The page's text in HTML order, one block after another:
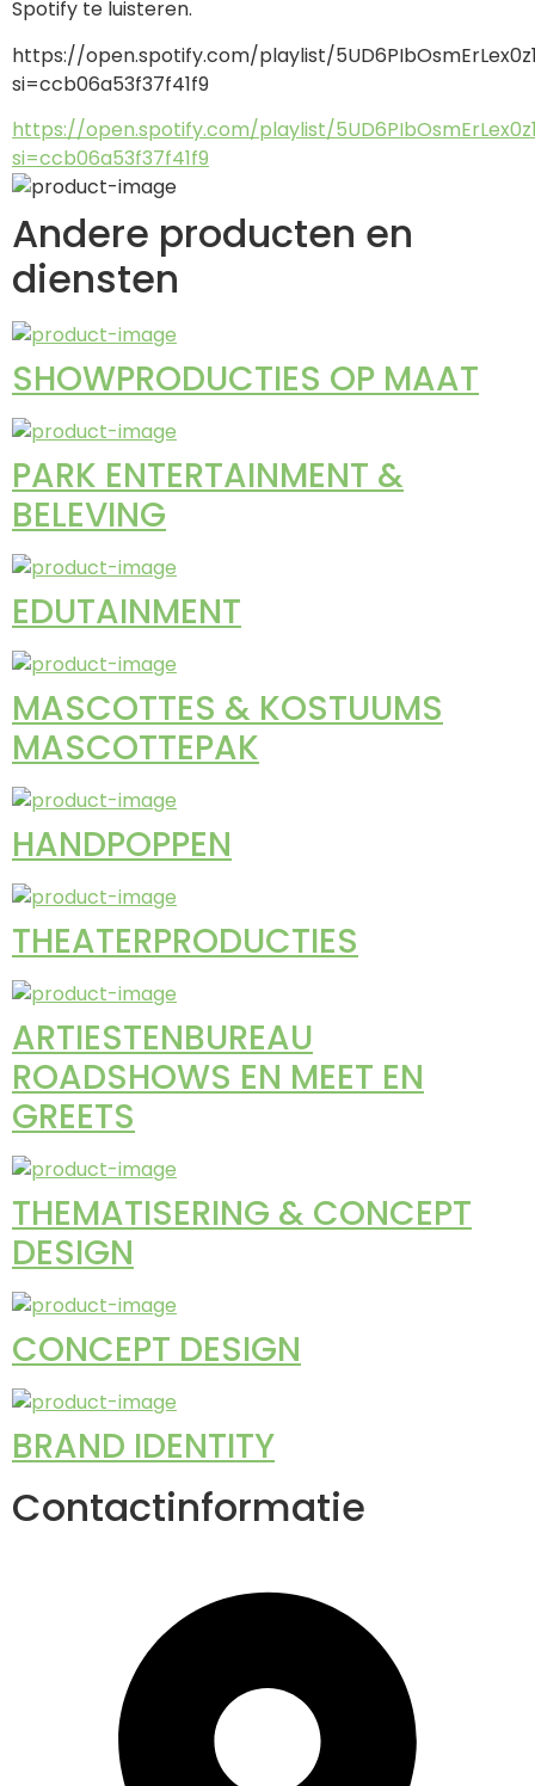
Spotify te luisteren.
https://open.spotify.com/playlist/
si=ccb06a53f37f41f9
https://open.spotify.com/playlist/
si=ccb06a53f37f41f9
Andere producten en
diensten
SHOWPRODUCTIES OP MAAT
PARK ENTERTAINMENT &
BELEVING
EDUTAINMENT
MASCOTTES & KOSTUUMS
MASCOTTEPAK
HANDPOPPEN
THEATERPRODUCTIES
ARTIESTENBUREAU
ROADSHOWS EN MEET EN
GREETS
THEMATISERING & CONCEPT
DESIGN
CONCEPT DESIGN
BRAND IDENTITY
Contactinformatie